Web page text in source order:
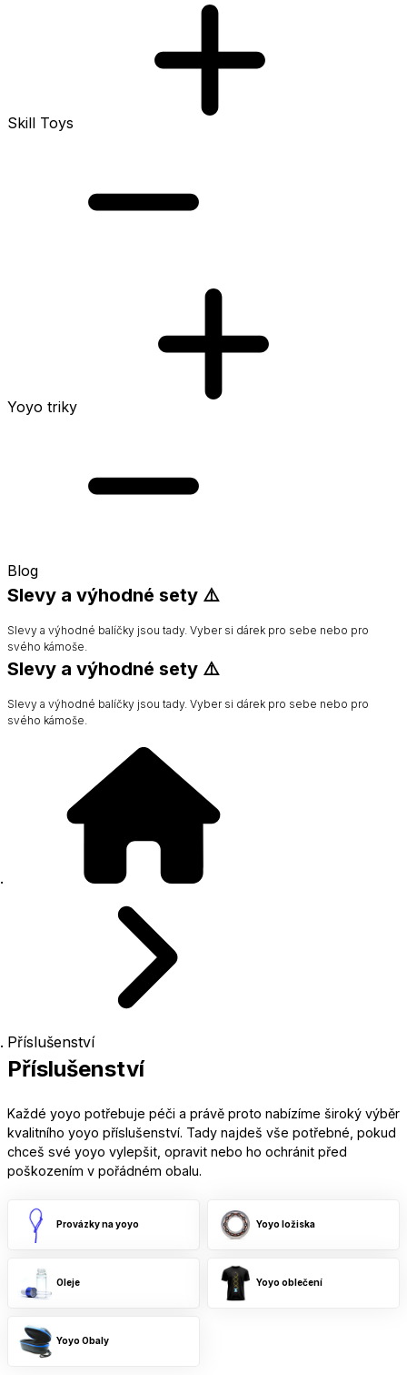
Skill Toys
Yoyo triky
Blog
Slevy a výhodné sety ⚠️
Slevy a výhodné balíčky jsou tady. Vyber si dárek pro sebe nebo pro
svého kámoše.
Slevy a výhodné sety ⚠️
Slevy a výhodné balíčky jsou tady. Vyber si dárek pro sebe nebo pro
svého kámoše.
Příslušenství
Příslušenství
Každé yoyo potřebuje péči a právě proto nabízíme široký výběr
kvalitního yoyo příslušenství. Tady najdeš vše potřebné, pokud
chceš své yoyo vylepšit, opravit nebo ho ochránit před
poškozením v pořádném obalu.
Provázky na yoyo Yoyo ložiska
Oleje Yoyo oblečení
Yoyo Obaly